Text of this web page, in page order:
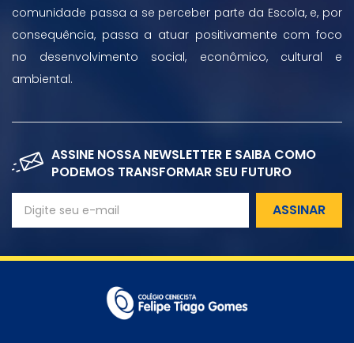
comunidade passa a se perceber parte da Escola, e, por
consequência, passa a atuar positivamente com foco
no desenvolvimento social, econômico, cultural e
ambiental.
ASSINE NOSSA NEWSLETTER E SAIBA COMO
PODEMOS TRANSFORMAR SEU FUTURO
ASSINAR